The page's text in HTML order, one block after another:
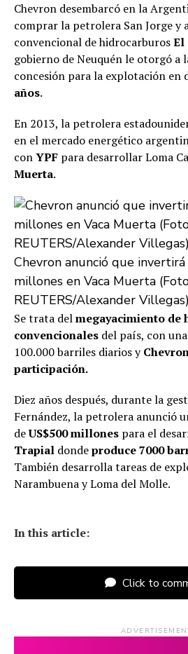
Chevron desembarcó en la
comprar la petrolera San Jorge y
convencional de hidrocarburosEl
gobierno de Neuquén le otorgó a
concesión para la explotación en
años.
En 2013, la petrolera
en el mercado energético
conYPF para desarrollar Loma
Muerta.
Chevron anunció que
millones en Vaca Muerta
REUTERS/Alexander Villegas)
Se trata delmegayacimiento de
convencionales del país, con
100.000 barriles diarios y
participación.
Diez años después, durante la
Fernández, la petrolera anunció
deUS$500 millones para el
Trapial dondeproduce 7000
También desarrolla tareas de
Narambuena y Loma del Molle.
In this article:
Click to